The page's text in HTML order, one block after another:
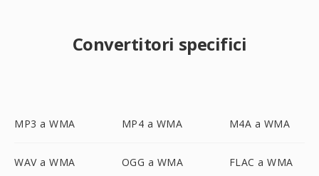
Convertitori specifici
MP3 a WMA MP4 a WMA M4A a WMA
WAV a WMA OGG a WMA FLAC a WMA